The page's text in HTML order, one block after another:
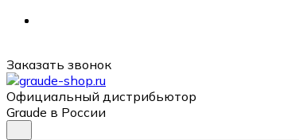
Заказать звонок
Официальный дистрибьютор
Graude в России